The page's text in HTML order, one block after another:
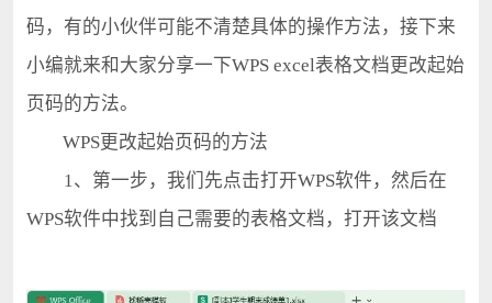
码，有的小伙伴可能不清楚具体的操作方法，接下来
小编就来和大家分享一下WPS excel表格文档更改起始
页码的方法。
WPS更改起始页码的方法
1、第一步，我们先点击打开WPS软件，然后在
WPS软件中找到自己需要的表格文档，打开该文档